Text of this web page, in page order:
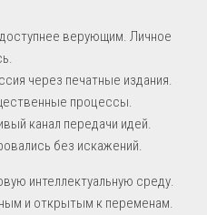
верующим. Личное
через печатные издания.
процессы.
канал передачи идей.
без искажений.
интеллектуальную среду.
и открытым к переменам.